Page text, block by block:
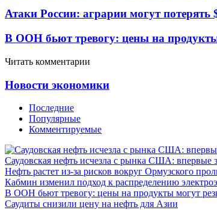
Атаки России: аграрии могут потерять
В ООН бьют тревогу: цены на
Читать комментарии
Новости экономики
Последние
Популярные
Комментируемые
Саудовская нефть исчезла с рынка США: впервые
Нефть растет из-за рисков вокруг Ормузского
Кабмин изменил подход к распределению
В ООН бьют тревогу: цены на продукты могут
Саудиты снизили цену на нефть для Азии